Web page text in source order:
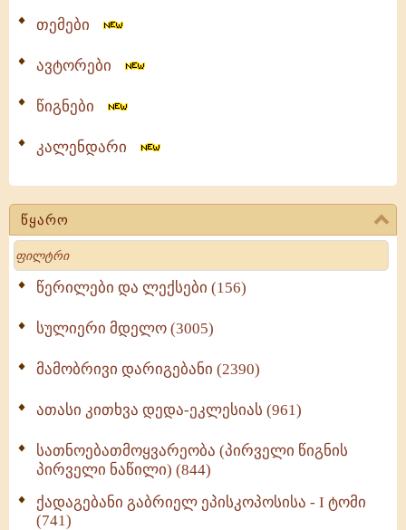
თემები
ავტორები
წიგნები
კალენდარი
წყარო
Search
წერილები და ლექსები (156)
სულიერი მდელო (3005)
მამობრივი დარიგებანი (2390)
ათასი კითხვა დედა-ეკლესიას (961)
სათნოებათმოყვარეობა (პირველი წიგნის
პირველი ნაწილი) (844)
ქადაგებანი გაბრიელ ეპისკოპოსისა - I ტომი
(741)